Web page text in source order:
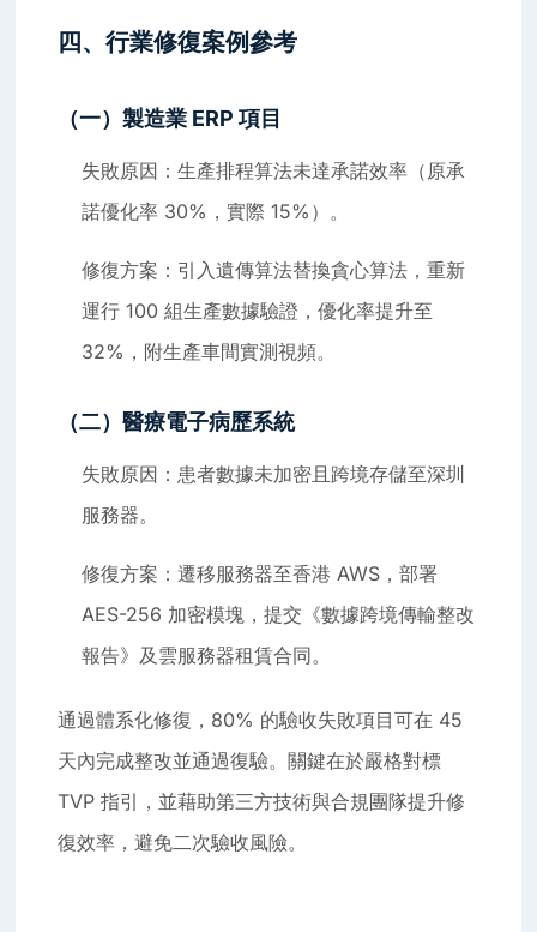
四、行業修復案例參考
（一）製造業 ERP 項目
失敗原因：生產排程算法未達承諾效率（原承
諾優化率 30%，實際 15%）。
修復方案：引入遺傳算法替換貪心算法，重新
運行 100 組生產數據驗證，優化率提升至
32%，附生產車間實測視頻。
（二）醫療電子病歷系統
失敗原因：患者數據未加密且跨境存儲至深圳
服務器。
修復方案：遷移服務器至香港 AWS，部署
AES-256 加密模塊，提交《數據跨境傳輸整改
報告》及雲服務器租賃合同。
通過體系化修復，80% 的驗收失敗項目可在 45
天內完成整改並通過復驗。關鍵在於嚴格對標
TVP 指引，並藉助第三方技術與合規團隊提升修
復效率，避免二次驗收風險。